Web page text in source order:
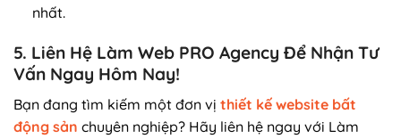
nhất.
5. Liên Hệ Làm Web PRO Agency Để Nhận Tư
Vấn Ngay Hôm Nay!
Bạn đang tìm kiếm một đơn vị thiết kế website bất
động sản chuyên nghiệp? Hãy liên hệ ngay với Làm